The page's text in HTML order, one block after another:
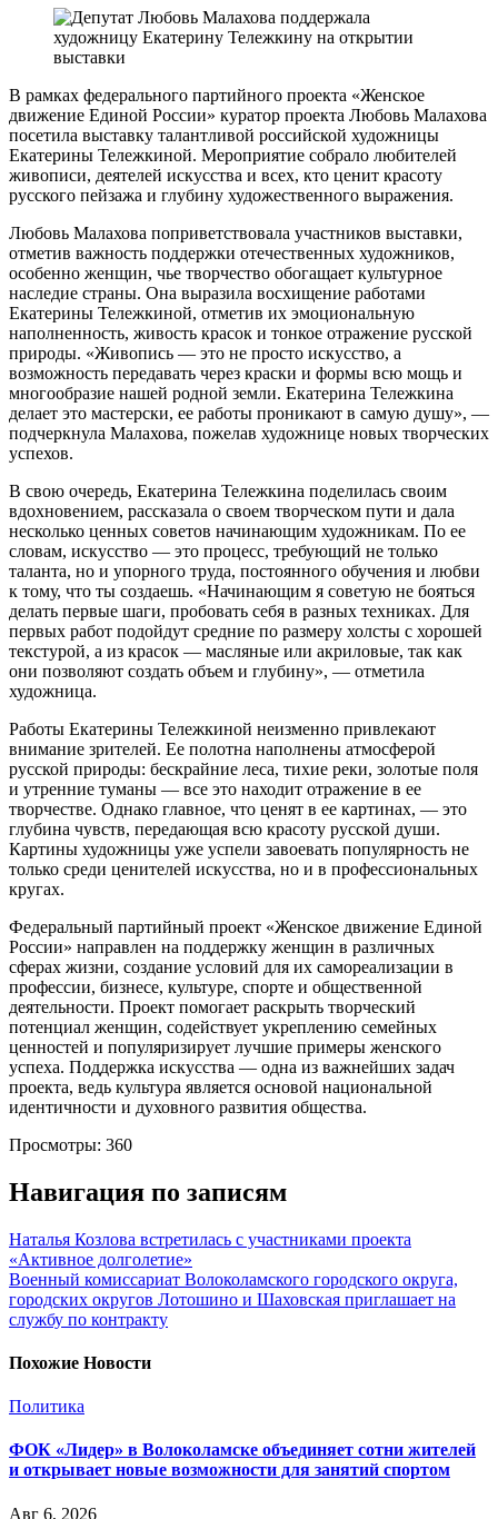
В рамках федерального партийного проекта «Женское
движение Единой России» куратор проекта Любовь Малахова
посетила выставку талантливой российской художницы
Екатерины Тележкиной. Мероприятие собрало любителей
живописи, деятелей искусства и всех, кто ценит красоту
русского пейзажа и глубину художественного выражения.
Любовь Малахова поприветствовала участников выставки,
отметив важность поддержки отечественных художников,
особенно женщин, чье творчество обогащает культурное
наследие страны. Она выразила восхищение работами
Екатерины Тележкиной, отметив их эмоциональную
наполненность, живость красок и тонкое отражение русской
природы. «Живопись — это не просто искусство, а
возможность передавать через краски и формы всю мощь и
многообразие нашей родной земли. Екатерина Тележкина
делает это мастерски, ее работы проникают в самую душу», —
подчеркнула Малахова, пожелав художнице новых творческих
успехов.
В свою очередь, Екатерина Тележкина поделилась своим
вдохновением, рассказала о своем творческом пути и дала
несколько ценных советов начинающим художникам. По ее
словам, искусство — это процесс, требующий не только
таланта, но и упорного труда, постоянного обучения и любви
к тому, что ты создаешь. «Начинающим я советую не бояться
делать первые шаги, пробовать себя в разных техниках. Для
первых работ подойдут средние по размеру холсты с хорошей
текстурой, а из красок — масляные или акриловые, так как
они позволяют создать объем и глубину», — отметила
художница.
Работы Екатерины Тележкиной неизменно привлекают
внимание зрителей. Ее полотна наполнены атмосферой
русской природы: бескрайние леса, тихие реки, золотые поля
и утренние туманы — все это находит отражение в ее
творчестве. Однако главное, что ценят в ее картинах, — это
глубина чувств, передающая всю красоту русской души.
Картины художницы уже успели завоевать популярность не
только среди ценителей искусства, но и в профессиональных
кругах.
Федеральный партийный проект «Женское движение Единой
России» направлен на поддержку женщин в различных
сферах жизни, создание условий для их самореализации в
профессии, бизнесе, культуре, спорте и общественной
деятельности. Проект помогает раскрыть творческий
потенциал женщин, содействует укреплению семейных
ценностей и популяризирует лучшие примеры женского
успеха. Поддержка искусства — одна из важнейших задач
проекта, ведь культура является основой национальной
идентичности и духовного развития общества.
Просмотры: 360
Навигация по записям
Наталья Козлова встретилась с участниками проекта
«Активное долголетие»
Военный комиссариат Волоколамского городского округа,
городских округов Лотошино и Шаховская приглашает на
службу по контракту
Похожие Новости
Политика
ФОК «Лидер» в Волоколамске объединяет сотни жителей
и открывает новые возможности для занятий спортом
Авг 6, 2026